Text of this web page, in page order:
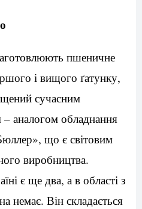
пшеничне
і вищого ґатунку,
сучасним
аналогом обладнання
що є світовим
виробництва.
є ще два, а в області з
немає. Він складається